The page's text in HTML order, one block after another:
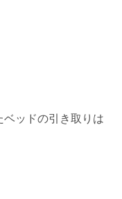
ベッドの引き取りは